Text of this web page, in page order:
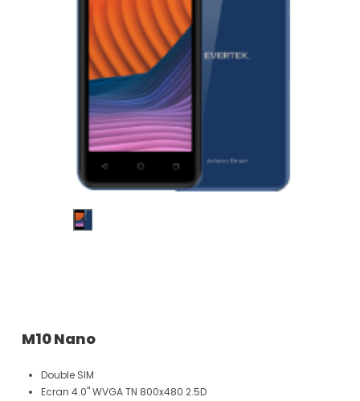
M10 Nano
Double SIM
Ecran 4.0" WVGA TN 800x480 2.5D